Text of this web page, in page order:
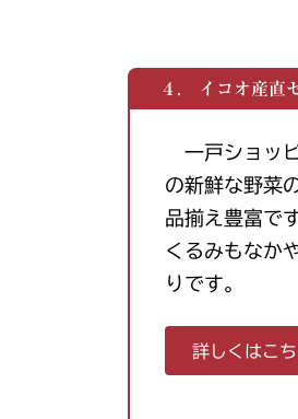
４. イコオ産直
一戸ショッ
の新鮮な野菜
品揃え豊富で
くるみもなか
りです。
詳しくはこち